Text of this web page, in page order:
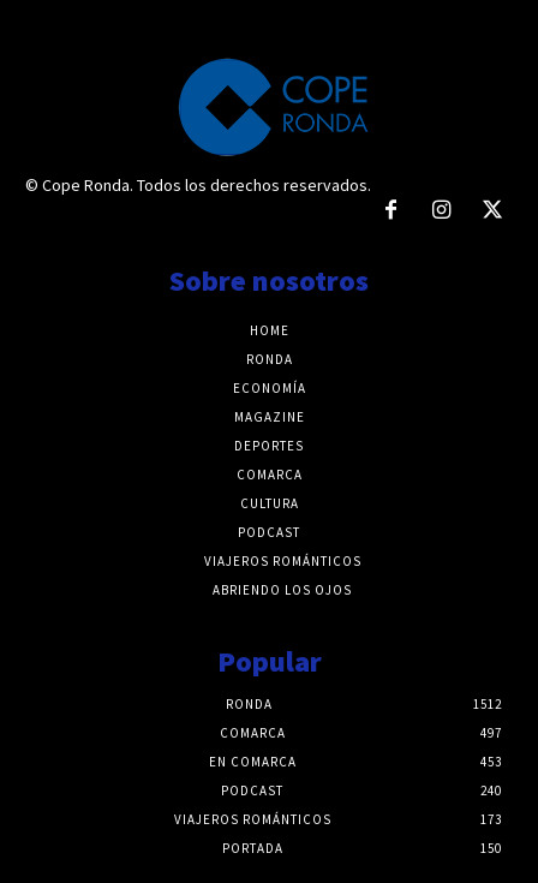
© Cope Ronda. Todos los derechos reservados.
Sobre nosotros
HOME
RONDA
ECONOMÍA
MAGAZINE
DEPORTES
COMARCA
CULTURA
PODCAST
VIAJEROS ROMÁNTICOS
ABRIENDO LOS OJOS
Popular
RONDA
1512
COMARCA
497
EN COMARCA
453
PODCAST
240
VIAJEROS ROMÁNTICOS
173
PORTADA
150